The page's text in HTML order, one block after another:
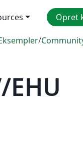
Opret
/